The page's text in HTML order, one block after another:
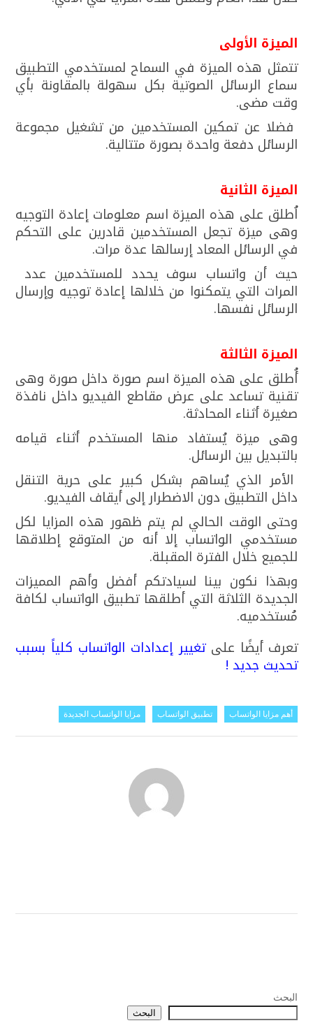
الميزة الأولى
تتمثل هذه الميزة في السماح لمستخدمي التطبيق
سماع الرسائل الصوتية بكل سهولة بالمقاونة بأي
وقت مضى.
فضلا عن تمكين المستخدمين من تشغيل مجموعة
الرسائل دفعة واحدة بصورة متتالية.
الميزة الثانية
اُطلق على هذه الميزة اسم معلومات إعادة التوجيه
وهى ميزة تجعل المستخدمين قادرين على التحكم
في الرسائل المعاد إرسالها عدة مرات.
حيث أن واتساب سوف يحدد للمستخدمين عدد
المرات التي يتمكنوا من خلالها إعادة توجيه وإرسال
الرسائل نفسها.
الميزة الثالثة
أُطلق على هذه الميزة اسم صورة داخل صورة وهى
تقنية تساعد على عرض مقاطع الفيديو داخل نافذة
صغيرة أثناء المحادثة.
وهى ميزة يُستفاد منها المستخدم أثناء قيامه
بالتبديل بين الرسائل.
الأمر الذي يُساهم بشكل كبير على حرية التنقل
داخل التطبيق دون الاضطرار إلى أيقاف الفيديو.
وحتى الوقت الحالي لم يتم ظهور هذه المزايا لكل
مستخدمي الواتساب إلا أنه من المتوقع إطلاقها
للجميع خلال الفترة المقبلة.
وبهذا نكون بينا لسيادتكم أفضل وأهم المميزات
الجديدة الثلاثة التي أطلقها تطبيق الواتساب لكافة
مُستخدميه.
تعرف أيضًا علىتغيير إعدادات الواتساب كلياً بسبب
تحديث جديد !
أهم مزايا الواتساب تطبيق الواتساب مزايا الواتساب الجديدة
البحث
البحث